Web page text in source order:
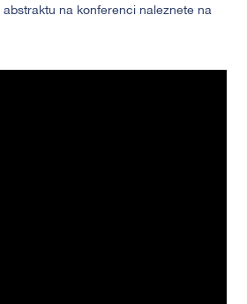
abstraktu na konferenci naleznete na